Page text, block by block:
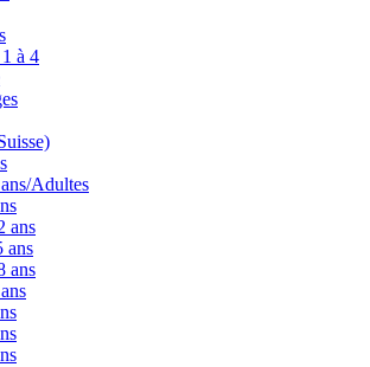
à 4
Adultes
ans
ans
ans